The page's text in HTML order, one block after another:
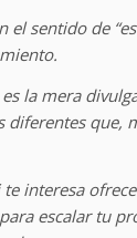
el sentido de
la mera
diferentes que,
interesa
escalar tu